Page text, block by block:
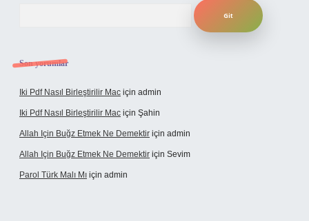
Son yorumlar
Iki Pdf Nasıl Birleştirilir Mac için admin
Iki Pdf Nasıl Birleştirilir Mac için Şahin
Allah Için Buğz Etmek Ne Demektir için admin
Allah Için Buğz Etmek Ne Demektir için Sevim
Parol Türk Malı Mı için admin